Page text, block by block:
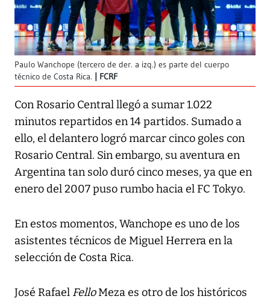
Paulo Wanchope (tercero de der. a izq.) es parte del cuerpo
técnico de Costa Rica.
FCRF
Con Rosario Central llegó a sumar 1.022
minutos repartidos en 14 partidos. Sumado a
ello, el delantero logró marcar cinco goles con
Rosario Central. Sin embargo, su aventura en
Argentina tan solo duró cinco meses, ya que en
enero del 2007 puso rumbo hacia el FC Tokyo.
En estos momentos, Wanchope es uno de los
asistentes técnicos de Miguel Herrera en la
selección de Costa Rica.
José Rafael FelloMeza es otro de los históricos